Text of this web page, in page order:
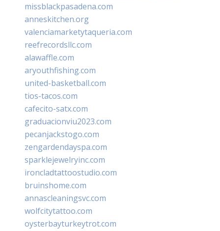
missblackpasadena.com
anneskitchen.org
valenciamarketytaqueria.com
reefrecordsllc.com
alawaffle.com
aryouthfishing.com
united-basketball.com
tios-tacos.com
cafecito-satx.com
graduacionviu2023.com
pecanjackstogo.com
zengardendayspa.com
sparklejewelryinc.com
ironcladtattoostudio.com
bruinshome.com
annascleaningsvc.com
wolfcitytattoo.com
oysterbayturkeytrot.com